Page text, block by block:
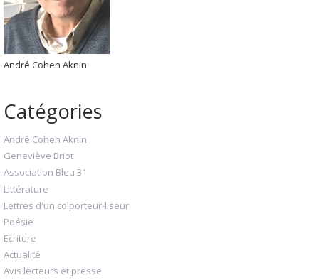
André Cohen Aknin
Catégories
André Cohen Aknin
Geneviève Briot
Association Bleu 31
Littérature
Lettres d'un colporteur-liseur
Poésie
Ecriture
Actualité
Avis lecteurs et presse